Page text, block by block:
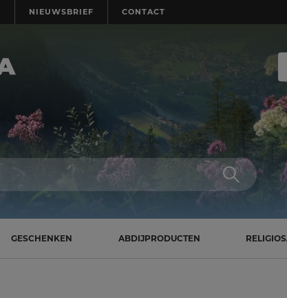
NIEUWSBRIEF CONTACT
GESCHENKEN ABDIJPRODUCTEN